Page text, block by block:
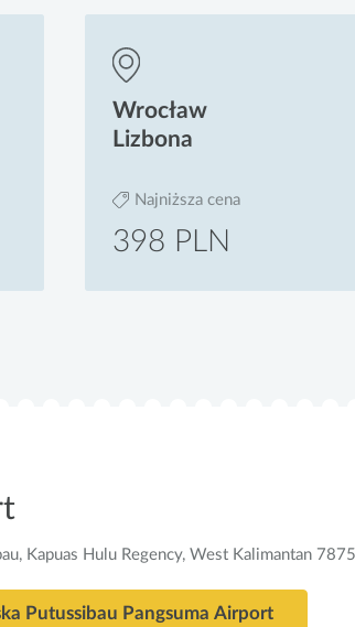
Wrocław
Lizbona
Najniższa cena
398 PLN
Kapuas Hulu Regency, West Kalimantan
Putussibau Pangsuma Airport